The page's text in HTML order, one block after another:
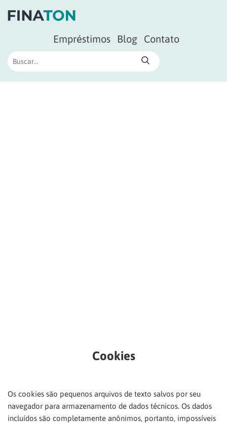
Empréstimos Blog Contato
Cookies
Os cookies são pequenos arquivos de texto salvos por seu
navegador para armazenamento de dados técnicos. Os dados
incluídos são completamente anônimos, portanto, impossíveis